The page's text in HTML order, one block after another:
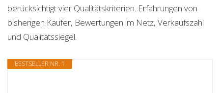
berücksichtigt vier Qualitätskriterien. Erfahrungen von
bisherigen Käufer, Bewertungen im Netz, Verkaufszahl
und Qualitätssiegel.
BESTSELLER NR. 1